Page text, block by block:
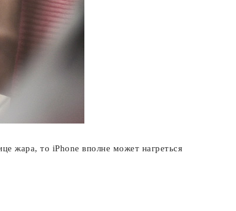
жара, то iPhone вполне может нагреться